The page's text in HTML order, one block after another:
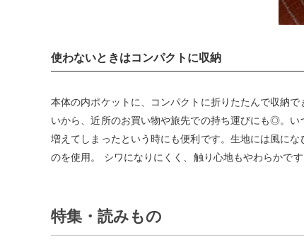
使わないときはコンパクトに収納
本体の内ポケットに、コンパクトに折りたたんで収納
いから、近所のお買い物や旅先での持ち運びにも◎。
増えてしまったという時にも便利です。生地には風に
のを使用。 シワになりにくく、触り心地もやわらかです
特集・読みもの